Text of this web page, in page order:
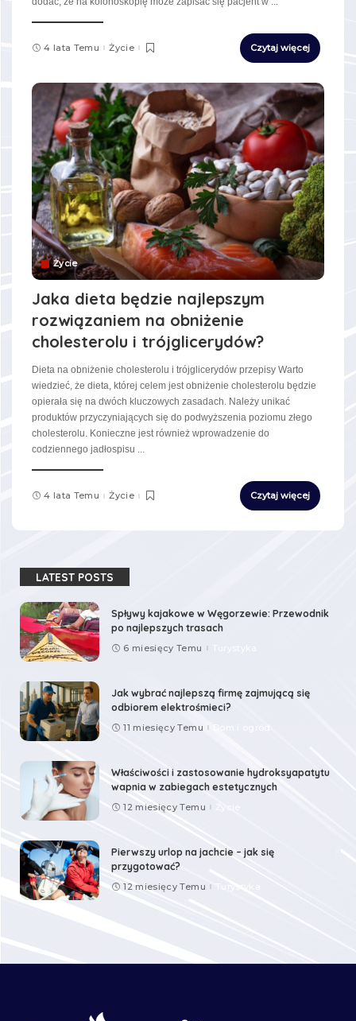
4 lata Temu Życie Czytaj więcej
Życie
Jaka dieta będzie najlepszym
rozwiązaniem na obniżenie
cholesterolu i trójglicerydów?
Dieta na obniżenie cholesterolu i trójglicerydów przepisy Warto
wiedzieć, że dieta, której celem jest obniżenie cholesterolu będzie
opierała się na dwóch kluczowych zasadach. Należy unikać
produktów przyczyniających się do podwyższenia poziomu złego
cholesterolu. Konieczne jest również wprowadzenie do
codziennego jadłospisu ...
4 lata Temu Życie Czytaj więcej
LATEST POSTS
Spływy kajakowe w Węgorzewie: Przewodnik
po najlepszych trasach
6 miesięcy Temu
Jak wybrać najlepszą firmę zajmującą się
odbiorem elektrośmieci?
11 miesięcy Temu
Właściwości i zastosowanie hydroksyapatytu
wapnia w zabiegach estetycznych
12 miesięcy Temu
Pierwszy urlop na jachcie – jak się
przygotować?
12 miesięcy Temu